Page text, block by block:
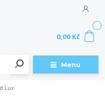
Menu
0,00 Kč
Lux